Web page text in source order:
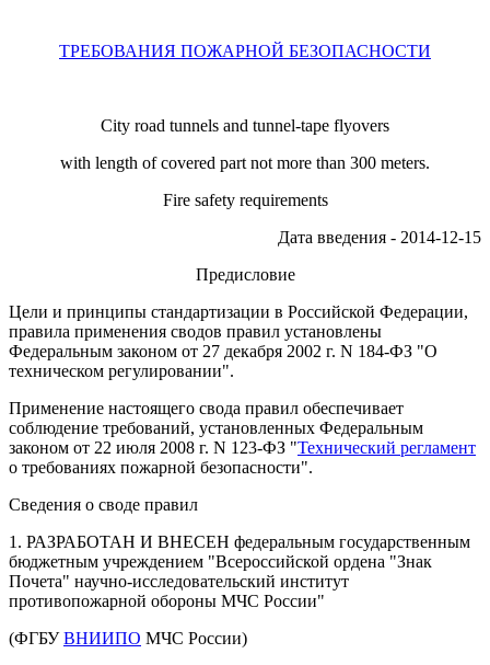
ТРЕБОВАНИЯ ПОЖАРНОЙ БЕЗОПАСНОСТИ
City road tunnels and tunnel-tape flyovers
with length of covered part not more than 300 meters.
Fire safety requirements
Дата введения - 2014-12-15
Предисловие
Цели и принципы стандартизации в Российской Федерации,
правила применения сводов правил установлены
Федеральным законом от 27 декабря 2002 г. N 184-ФЗ "О
техническом регулировании".
Применение настоящего свода правил обеспечивает
соблюдение требований, установленных Федеральным
законом от 22 июля 2008 г. N 123-ФЗ "Технический регламент
о требованиях пожарной безопасности".
Сведения о своде правил
1. РАЗРАБОТАН И ВНЕСЕН федеральным государственным
бюджетным учреждением "Всероссийской ордена "Знак
Почета" научно-исследовательский институт
противопожарной обороны МЧС России"
(ФГБУВНИИПО МЧС России)